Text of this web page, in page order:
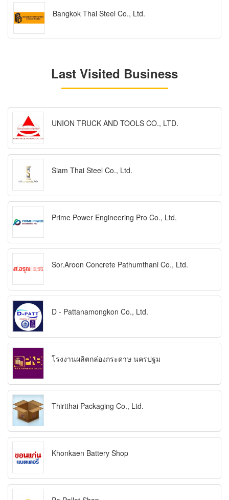
Bangkok Thai Steel Co., Ltd.
Last Visited Business
UNION TRUCK AND TOOLS CO., LTD.
Siam Thai Steel Co., Ltd.
Prime Power Engineering Pro Co., Ltd.
Sor.Aroon Concrete Pathumthani Co., Ltd.
D - Pattanamongkon Co., Ltd.
โรงงานผลิตกล่องกระดาษ นครปฐม
Thirtthai Packaging Co., Ltd.
Khonkaen Battery Shop